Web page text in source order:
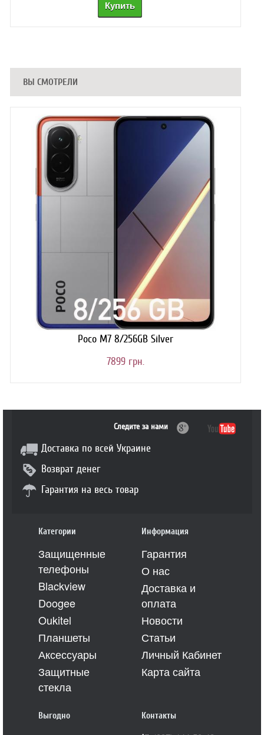
ВЫ СМОТРЕЛИ
Poco M7 8/256GB Silver
7899 грн.
Следите за нами
Доставка по всей Украине
Возврат денег
Гарантия на весь товар
Категории
Защищенные
телефоны
Blackview
Doogee
Oukitel
Планшеты
Аксессуары
Защитные
стекла
Информация
Гарантия
О нас
Доставка и
оплата
Новости
Статьи
Личный Кабинет
Карта сайта
Выгодно Контакты